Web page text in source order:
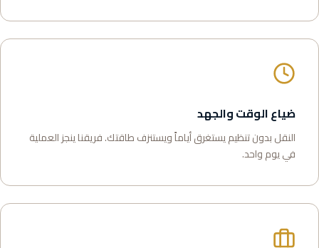
ضياع الوقت والجهد
النقل بدون تنظيم يستغرق أياماً ويستنزف طاقتك. فريقنا ينجز العملية
في يوم واحد.